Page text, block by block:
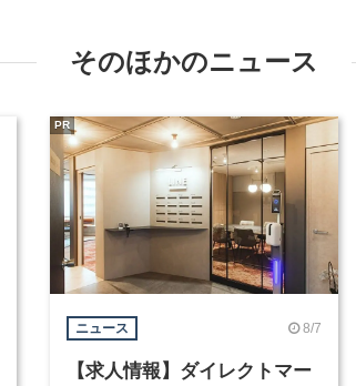
そのほかのニュース
ニュース 8/7
【求人情報】ダイレクトマー
PR